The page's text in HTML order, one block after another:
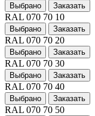
Выбрано Заказать
RAL 070 70 10
Выбрано Заказать
RAL 070 70 20
Выбрано Заказать
RAL 070 70 30
Выбрано Заказать
RAL 070 70 40
Выбрано Заказать
RAL 070 70 50